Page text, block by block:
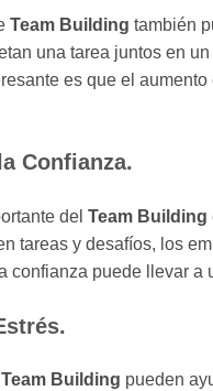
Team Building también
una tarea juntos en
es que el
Confianza.
del Team Building
tareas y desafíos, los
confianza puede llevar
Team Building pueden